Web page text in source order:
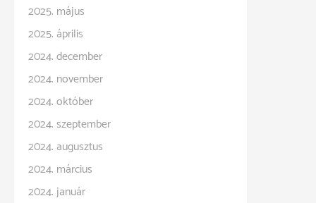
2025. május
2025. április
2024. december
2024. november
2024. október
2024. szeptember
2024. augusztus
2024. március
2024. január